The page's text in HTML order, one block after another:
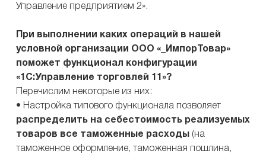
Управление предприятием 2».
При выполнении каких операций в нашей
условной организации ООО «_ИмпорТовар»
поможет функционал конфигурации
«1С:Управление торговлей 11»?
Перечислим некоторые из них:
• Настройка типового функционала позволяет
распределить на себестоимость реализуемых
товаров все таможенные расходы
(на
таможенное оформление, таможенная пошлина,